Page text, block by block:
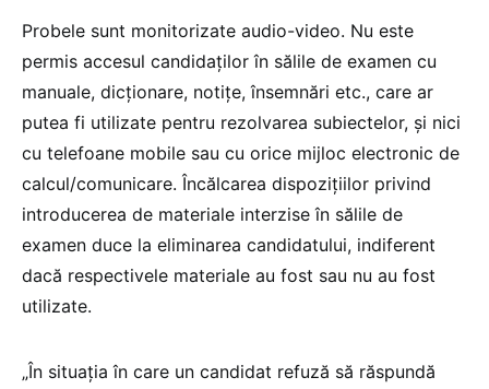
Probele sunt monitorizate audio-video. Nu este
permis accesul candidaţilor în sălile de examen cu
manuale, dicţionare, notiţe, însemnări etc., care ar
putea fi utilizate pentru rezolvarea subiectelor, şi nici
cu telefoane mobile sau cu orice mijloc electronic de
calcul/comunicare. Încălcarea dispoziţiilor privind
introducerea de materiale interzise în sălile de
examen duce la eliminarea candidatului, indiferent
dacă respectivele materiale au fost sau nu au fost
utilizate.
„În situația în care un candidat refuză să răspundă